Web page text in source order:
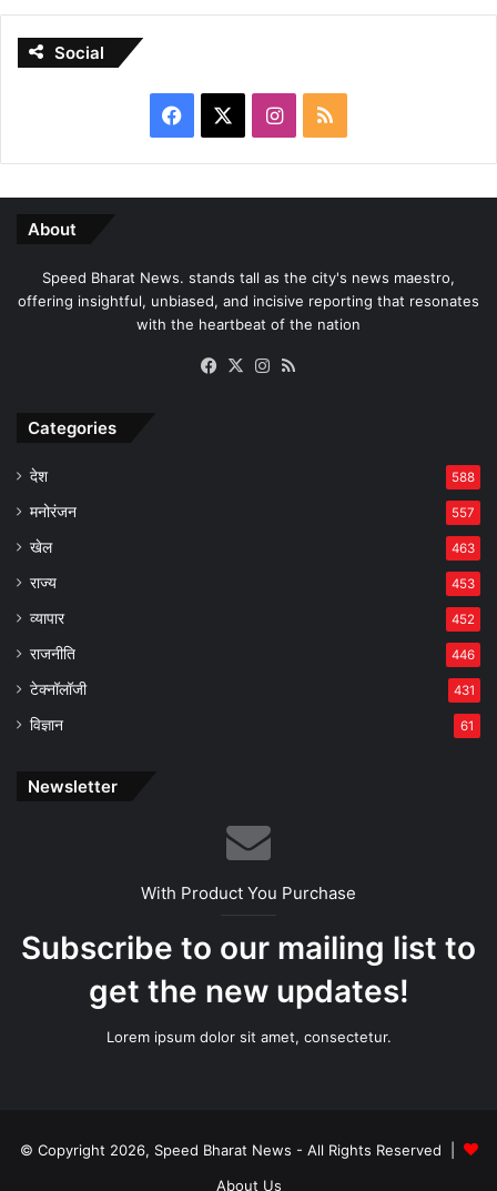
Social
Facebook Instagram
RSS
About
Speed Bharat News. stands tall as the city's news maestro,
offering insightful, unbiased, and incisive reporting that resonates
with the heartbeat of the nation
Facebook
X Instagram
Categories
देश 588
मनोरंजन 557
खेल 463
राज्य 453
व्यापार 452
राजनीति 446
टेक्नॉलॉजी 431
विज्ञान 61
Newsletter
With Product You Purchase
Subscribe to our mailing list to
get the new updates!
Lorem ipsum dolor sit amet, consectetur.
© Copyright 2026, Speed Bharat News - All Rights Reserved |
About Us